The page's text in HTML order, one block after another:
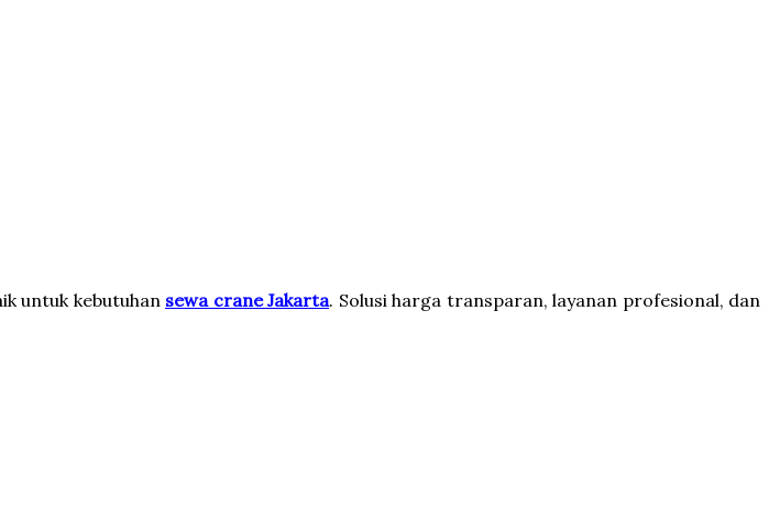
untuk kebutuhan sewa crane Jakarta. Solusi harga transparan, layanan profesional, dan